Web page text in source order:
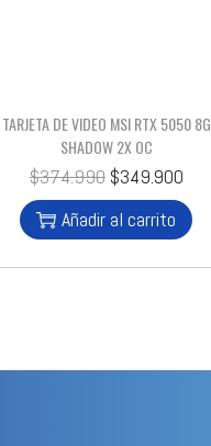
TARJETA DE VIDEO MSI RTX 5050 8G
SHADOW 2X OC
$374.990 $349.900
Añadir al carrito